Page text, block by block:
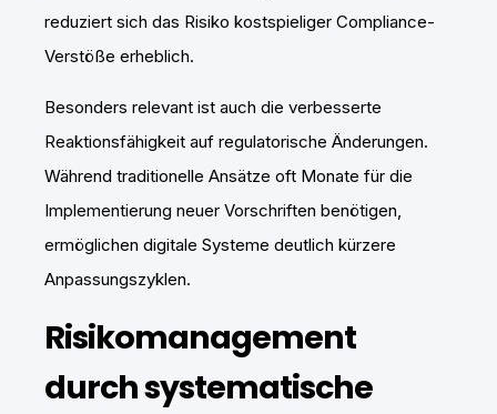
reduziert sich das Risiko kostspieliger Compliance-
Verstöße erheblich.
Besonders relevant ist auch die verbesserte
Reaktionsfähigkeit auf regulatorische Änderungen.
Während traditionelle Ansätze oft Monate für die
Implementierung neuer Vorschriften benötigen,
ermöglichen digitale Systeme deutlich kürzere
Anpassungszyklen.
Risikomanagement
durch systematische